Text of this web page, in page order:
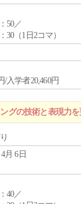
50／
30（1日2コマ）
/入学者20,460円
グの技術と表現力
月 6日
40／